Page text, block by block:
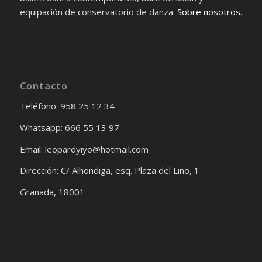
equipación de conservatorio de danza. Sobre nosotros.
Contacto
Teléfono: 958 25 12 34
Whatsapp: 666 55 13 97
Email: leopardyiyo@hotmail.com
Dirección: C/ Alhondiga, esq. Plaza del Lino, 1
Granada, 18001